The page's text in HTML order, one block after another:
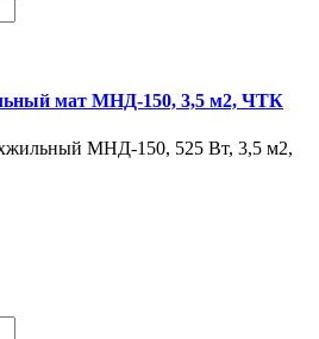
мат МНД-150, 3,5 м2, ЧТК
МНД-150, 525 Вт, 3,5 м2,